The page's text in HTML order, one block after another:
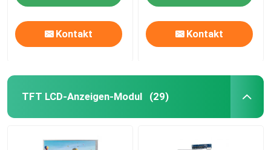
Kontakt Kontakt
TFT LCD-Anzeigen-Modul (29)